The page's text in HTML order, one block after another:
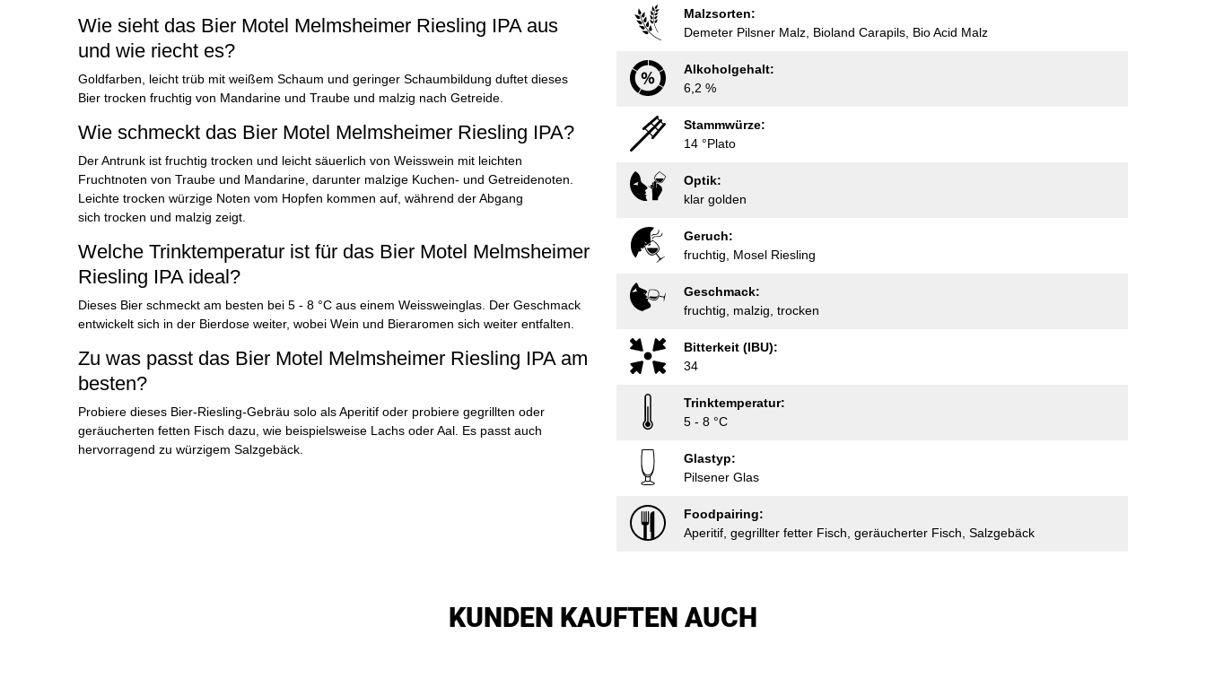
Wie sieht das Bier Motel Melmsheimer Riesling IPA aus
und wie riecht es?
Goldfarben, leicht trüb mit weißem Schaum und geringer Schaumbildung duftet dieses
Bier trocken fruchtig von Mandarine und Traube und malzig nach Getreide.
Wie schmeckt das Bier Motel Melmsheimer Riesling IPA?
Der Antrunk ist fruchtig trocken und leicht säuerlich von Weisswein mit leichten
Fruchtnoten von Traube und Mandarine, darunter malzige Kuchen- und Getreidenoten.
Leichte trocken würzige Noten vom Hopfen kommen auf, während der Abgang
sich trocken und malzig zeigt.
Welche Trinktemperatur ist für das Bier Motel Melmsheimer
Riesling IPA ideal?
Dieses Bier schmeckt am besten bei 5 - 8 °C aus einem Weissweinglas. Der Geschmack
entwickelt sich in der Bierdose weiter, wobei Wein und Bieraromen sich weiter entfalten.
Zu was passt das Bier Motel Melmsheimer Riesling IPA am
besten?
Probiere dieses Bier-Riesling-Gebräu solo als Aperitif oder probiere gegrillten oder
geräucherten fetten Fisch dazu, wie beispielsweise Lachs oder Aal. Es passt auch
hervorragend zu würzigem Salzgebäck.
Malzsorten:
Demeter Pilsner Malz, Bioland Carapils, Bio Acid Malz
Alkoholgehalt:
6,2 %
Stammwürze:
14 °Plato
Optik:
klar golden
Geruch:
fruchtig, Mosel Riesling
Geschmack:
fruchtig, malzig, trocken
Bitterkeit (IBU):
34
Trinktemperatur:
5 - 8 °C
Glastyp:
Pilsener Glas
Foodpairing:
Aperitif, gegrillter fetter Fisch, geräucherter Fisch, Salzgebäck
KUNDEN KAUFTEN AUCH